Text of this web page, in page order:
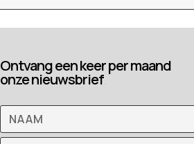
Ontvang een keer per maand
onze nieuwsbrief